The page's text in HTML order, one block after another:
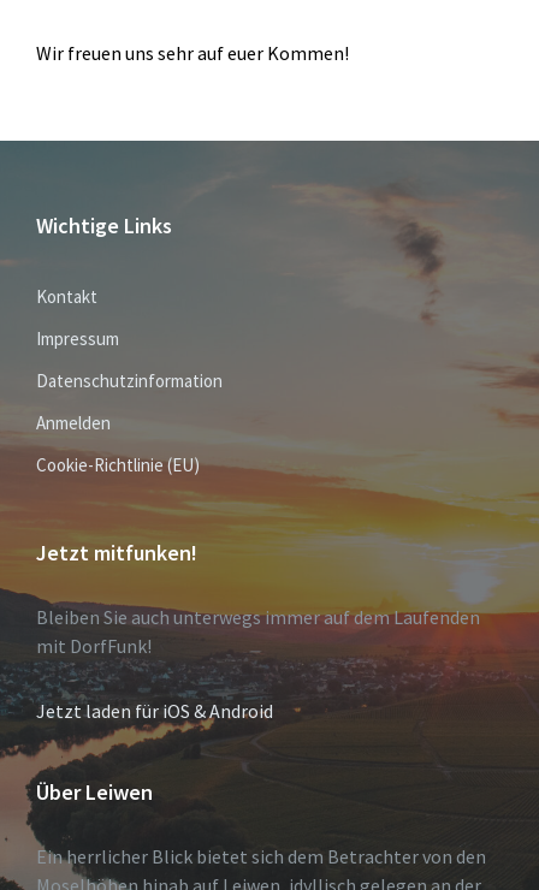
Wir freuen uns sehr auf euer Kommen!
Wichtige Links
Kontakt
Impressum
Datenschutzinformation
Anmelden
Cookie-Richtlinie (EU)
Jetzt mitfunken!
Bleiben Sie auch unterwegs immer auf dem Laufenden
mit DorfFunk!
Jetzt laden für iOS & Android
Über Leiwen
Ein herrlicher Blick bietet sich dem Betrachter von den